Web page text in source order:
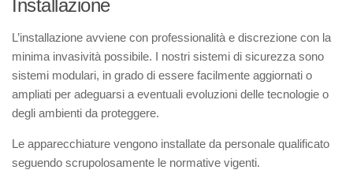
Installazione
L’installazione avviene con professionalità e discrezione con la
minima invasività possibile. I nostri sistemi di sicurezza sono
sistemi modulari, in grado di essere facilmente aggiornati o
ampliati per adeguarsi a eventuali evoluzioni delle tecnologie o
degli ambienti da proteggere.
Le apparecchiature vengono installate da personale qualificato
seguendo scrupolosamente le normative vigenti.